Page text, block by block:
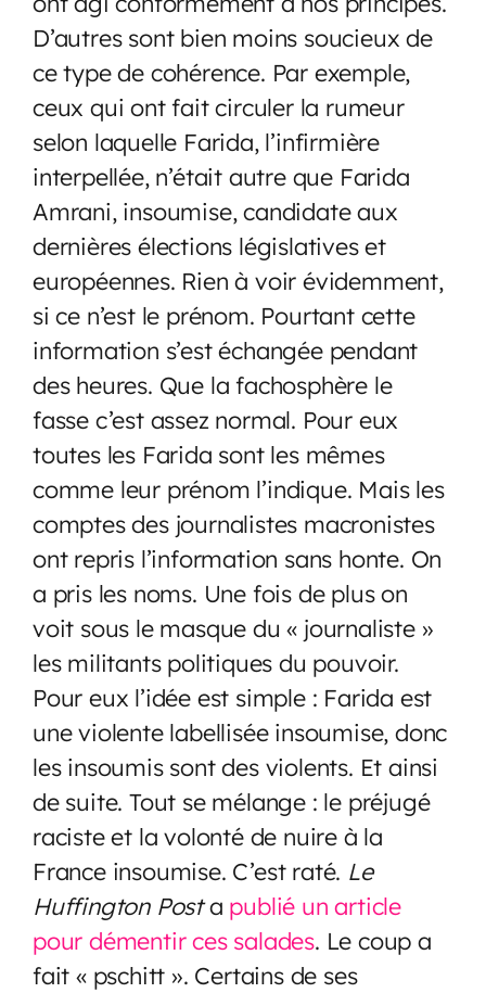
D’autres sont bien moins soucieux de
ce type de cohérence. Par exemple,
ceux qui ont fait circuler la rumeur
selon laquelle Farida, l’infirmière
interpellée, n’était autre que Farida
Amrani, insoumise, candidate aux
dernières élections législatives et
européennes. Rien à voir évidemment,
si ce n’est le prénom. Pourtant cette
information s’est échangée pendant
des heures. Que la fachosphère le
fasse c’est assez normal. Pour eux
toutes les Farida sont les mêmes
comme leur prénom l’indique. Mais les
comptes des journalistes macronistes
ont repris l’information sans honte. On
a pris les noms. Une fois de plus on
voit sous le masque du « journaliste »
les militants politiques du pouvoir.
Pour eux l’idée est simple : Farida est
une violente labellisée insoumise, donc
les insoumis sont des violents. Et ainsi
de suite. Tout se mélange : le préjugé
raciste et la volonté de nuire à la
France insoumise. C’est raté. Le
Huffington Posta publié un article
pour démentir ces salades. Le coup a
fait « pschitt ». Certains de ses